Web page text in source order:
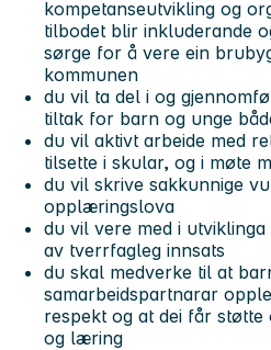
kompetanseutvikling og
tilbodet blir inkluderande
sørge for å vere ein
kommunen
du vil ta del i og
tiltak for barn og unge
du vil aktivt arbeide med
tilsette i skular, og i møte
du vil skrive sakkunnige
opplæringslova
du vil vere med i
av tverrfagleg innsats
du skal medverke til at
samarbeidspartnarar
respekt og at dei får
og læring